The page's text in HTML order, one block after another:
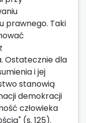
prawnego. Taki
Ostatecznie dla
i jej
stanowią
demokracji
człowieka
(s. 125).